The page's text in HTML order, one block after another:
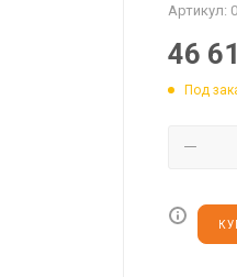
Артикул:
46
Под